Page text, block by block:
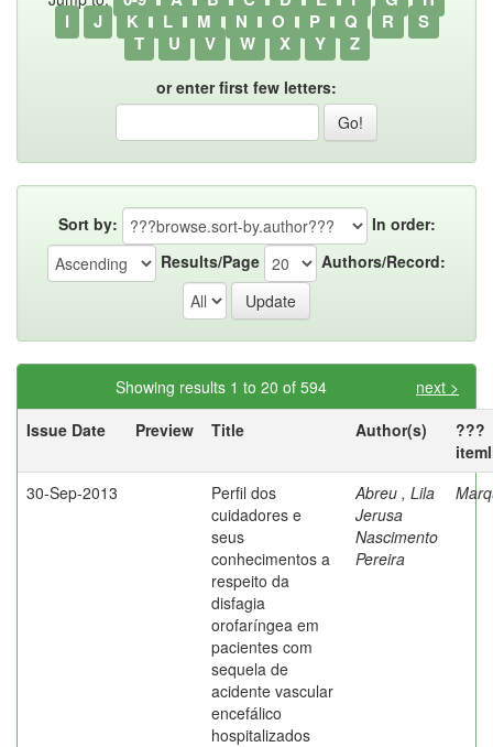
I
J K L M N O P Q R
S
T
U V W X Y Z
or enter first few letters:
Sort by:
In order:
Results/Page
Authors/Record:
Showing results 1 to 20 of 594
next >
Issue Date
Preview Title Author(s)
???
30-Sep-2013
Perfil dos
cuidadores e
seus
conhecimentos a
respeito da
disfagia
orofaríngea em
pacientes com
sequela de
acidente vascular
encefálico
hospitalizados
Abreu , Lila
Jerusa
Nascimento
Pereira